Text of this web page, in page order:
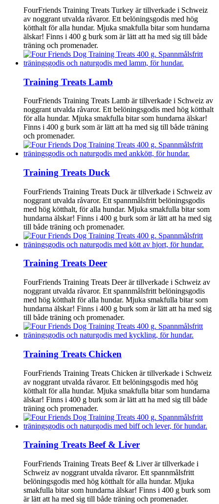
FourFriends Training Treats Turkey är tillverkade i Schweiz
av noggrant utvalda råvaror. Ett belöningsgodis med hög
kötthalt för alla hundar. Mjuka smakfulla bitar som hundarna
älskar! Finns i 400 g burk som är lätt att ha med sig till både
träning och promenader.
Training Treats Lamb
FourFriends Training Treats Lamb är tillverkade i Schweiz av
noggrant utvalda råvaror. Ett belöningsgodis med hög kötthalt
för alla hundar. Mjuka smakfulla bitar som hundarna älskar!
Finns i 400 g burk som är lätt att ha med sig till både träning
och promenader.
Training Treats Duck
FourFriends Training Treats Duck är tillverkade i Schweiz av
noggrant utvalda råvaror. Ett spannmålsfritt belöningsgodis
med hög kötthalt, för alla hundar. Mjuka smakfulla bitar som
hundarna älskar! Finns i 400 g burk som är lätt att ha med sig
till både träning och promenader.
Training Treats Deer
FourFriends Training Treats Deer är tillverkade i Schweiz av
noggrant utvalda råvaror. Ett spannmålsfritt belöningsgodis
med hög kötthalt för alla hundar. Mjuka smakfulla bitar som
hundarna älskar! Finns i 400 g burk som är lätt att ha med sig
till både träning och promenader.
Training Treats Chicken
FourFriends Training Treats Chicken är tillverkade i Schweiz
av noggrant utvalda råvaror. Ett belöningsgodis med hög
kötthalt för alla hundar. Mjuka smakfulla bitar som hundarna
älskar! Finns i 400 g burk som är lätt att ha med sig till både
träning och promenader.
Training Treats Beef & Liver
FourFriends Training Treats Beef & Liver är tillverkade i
Schweiz av noggrant utvalda råvaror. Ett spannmålsfritt
belöningsgodis med hög kötthalt för alla hundar. Mjuka
smakfulla bitar som hundarna älskar! Finns i 400 g burk som
är lätt att ha med sig till både träning och promenader.